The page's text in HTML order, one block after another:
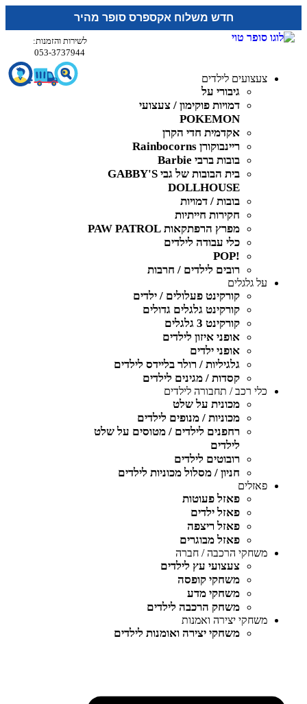
חדש משלוח אקספרס סופר מהיר
לשירות והזמנות:
053-3737944
צעצועים לילדים
גיבורי על
דמויות פוקימון / צעצועי
POKEMON
אקדמית חדי הקרן
ריינבוקורן Rainbocorns
בובות ברבי Barbie
בית הבובות של גבי GABBY'S
DOLLHOUSE
בובות / דמויות
חקירות חייתיות
מפרץ הרפתקאות PAW PATROL
כלי עבודה לילדים
!POP
רובים לילדים / חרבות
על גלגלים
קורקינט פעלולים / ילדים
קורקינט גלגלים גדולים
קורקינט 3 גלגלים
אופני איזון לילדים
אופני ילדים
גלגיליות / רולר בליידס לילדים
קסדות / מגינים לילדים
כלי רכב / תחבורה לילדים
מכונית על שלט
מכוניות / מנופים לילדים
רחפנים לילדים / מטוסים על שלט
לילדים
רובוטים לילדים
חניון / מסלול מכוניות לילדים
פאזלים
פאזל פעוטות
פאזל ילדים
פאזל ריצפה
פאזל מבוגרים
משחקי הרכבה / חברה
צעצועי עץ לילדים
משחקי קופסה
משחקי מדע
משחק הרכבה לילדים
משחקי יצירה ואמנות
משחקי יצירה ואומנות לילדים